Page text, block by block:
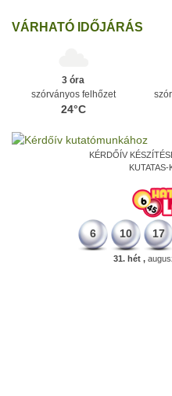
VÁRHATÓ IDŐJÁRÁS
3 óra
szórványos felhőzet
24°C
KÉRDŐÍV
6 10 17
31. hét ,